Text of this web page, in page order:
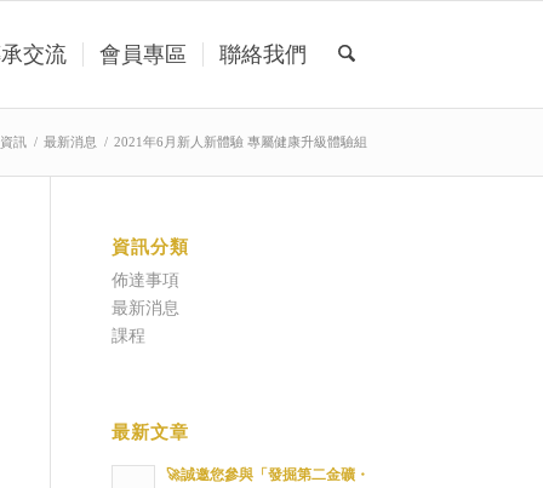
交流 會員專區 聯絡我們
訊 / 最新消息 / 2021年6月新人新體驗 專屬健康升級體驗組
資訊分類
佈達事項
最新消息
課程
最新文章
🚀誠邀您參與「發掘第二金礦・